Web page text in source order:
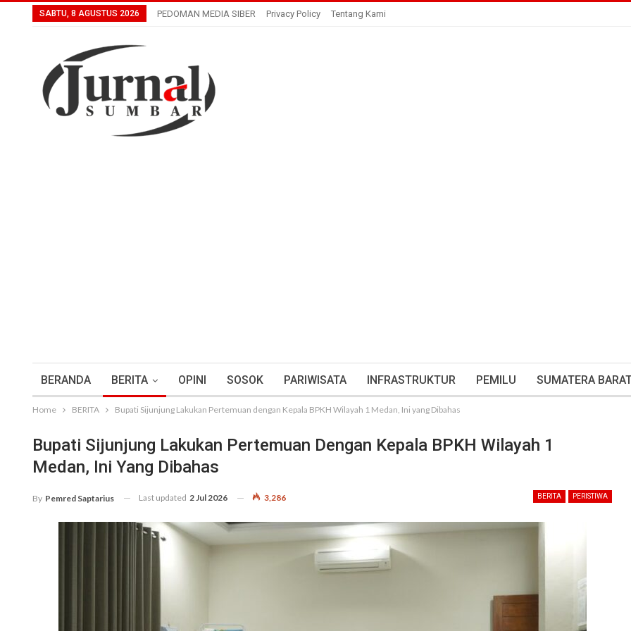
SABTU, 8 AGUSTUS 2026 PEDOMAN MEDIA SIBER Privacy Policy Tentang Kami
BERANDA BERITA OPINI SOSOK PARIWISATA INFRASTRUKTUR PEMILU SUMATERA
Home BERITA Bupati Sijunjung Lakukan Pertemuan dengan Kepala BPKH Wilayah 1 Medan, Ini yang Dibahas
Bupati Sijunjung Lakukan Pertemuan Dengan Kepala BPKH Wilayah 1
Medan, Ini Yang Dibahas
BERITA PERISTIWA
By Pemred Saptarius Last updated 2 Jul 2026 3,286